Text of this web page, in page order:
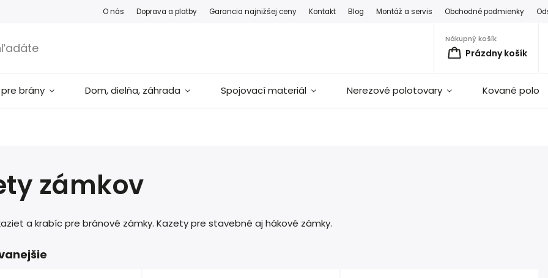
O nás Doprava a platby Garancia najnižšej ceny Kontakt Blog Montáž a servis Obchodné podmienky
Nákupný košík
Prázdny košík
brány Dom, dielňa, záhrada Spojovací materiál Nerezové polotovary Kované
zámkov
a krabíc pre bránové zámky. Kazety pre stavebné aj hákové zámky.